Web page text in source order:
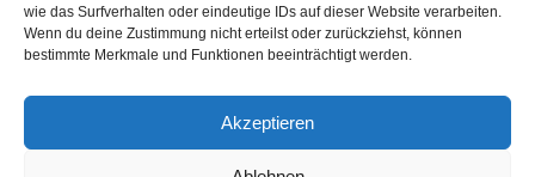
wie das Surfverhalten oder eindeutige IDs auf dieser Website verarbeiten.
Wenn du deine Zustimmung nicht erteilst oder zurückziehst, können
bestimmte Merkmale und Funktionen beeinträchtigt werden.
Akzeptieren